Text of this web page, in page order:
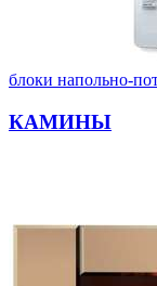
блоки напольно-
КАМИНЫ